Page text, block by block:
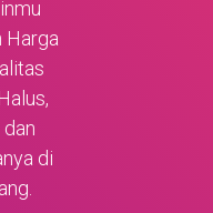
Harga
di